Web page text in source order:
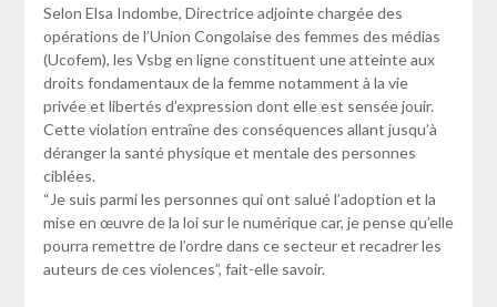
Selon Elsa Indombe, Directrice adjointe chargée des
opérations de l’Union Congolaise des femmes des médias
(Ucofem), les Vsbg en ligne constituent une atteinte aux
droits fondamentaux de la femme notamment à la vie
privée et libertés d’expression dont elle est sensée jouir.
Cette violation entraîne des conséquences allant jusqu’à
déranger la santé physique et mentale des personnes
ciblées.
“Je suis parmi les personnes qui ont salué l’adoption et la
mise en œuvre de la loi sur le numérique car, je pense qu’elle
pourra remettre de l’ordre dans ce secteur et recadrer les
auteurs de ces violences”, fait-elle savoir.